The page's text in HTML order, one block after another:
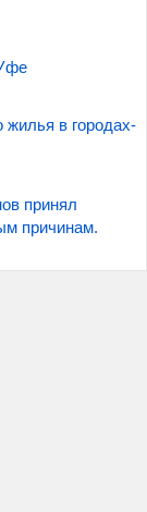
жилья в городах-
принял
причинам.